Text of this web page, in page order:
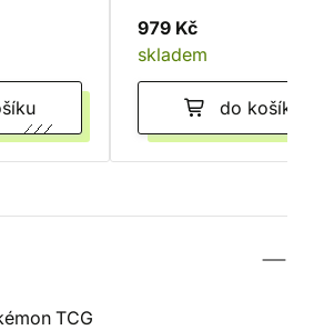
979 Kč
skladem
do košíku
TCG